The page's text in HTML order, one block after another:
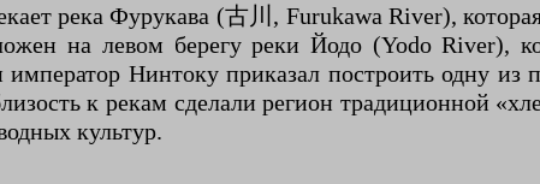
река Фурукава (古川, Furukawa River),
на левом берегу реки Йодо (Yodo River),
император Нинтоку приказал построить одну
к рекам сделали регион традиционной
культур.